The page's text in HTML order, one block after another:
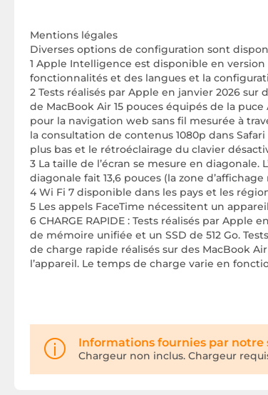
Mentions légales
Diverses options de configuration sont
1 Apple Intelligence est disponible en
fonctionnalités et des langues et la
2 Tests réalisés par Apple en janvier 2026
de MacBook Air 15 pouces équipés de la
pour la navigation web sans fil mesurée à
la consultation de contenus 1080p dans
plus bas et le rétroéclairage du clavier
3 La taille de l’écran se mesure en
diagonale fait 13,6 pouces (la zone
4 Wi Fi 7 disponible dans les pays et les
5 Les appels FaceTime nécessitent un
6 CHARGE RAPIDE : Tests réalisés par
de mémoire unifiée et un SSD de 512 Go.
de charge rapide réalisés sur des MacBook
l’appareil. Le temps de charge varie en
Informations fournies par notre
Chargeur non inclus. Chargeur